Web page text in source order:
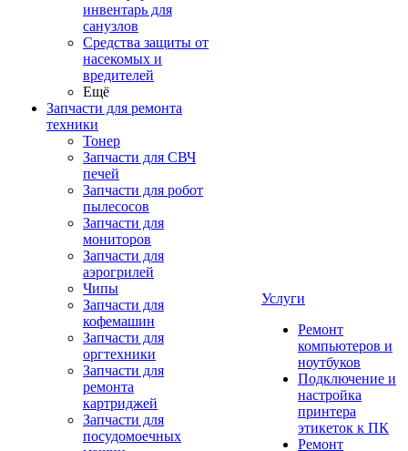
инвентарь для
санузлов
Средства защиты от
насекомых и
вредителей
Ещё
Запчасти для ремонта
техники
Тонер
Запчасти для СВЧ
печей
Запчасти для робот
пылесосов
Запчасти для
мониторов
Запчасти для
аэрогрилей
Чипы
Запчасти для
кофемашин
Запчасти для
оргтехники
Запчасти для
ремонта
картриджей
Запчасти для
посудомоечных
Услуги
Ремонт
компьютеров и
ноутбуков
Подключение и
настройка
принтера
этикеток к ПК
Ремонт